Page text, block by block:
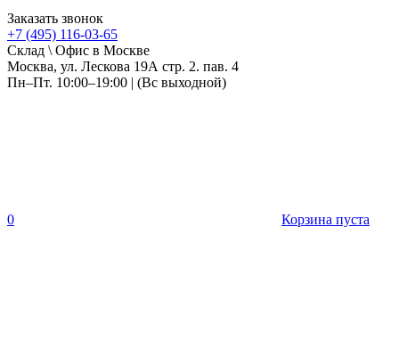
Заказать звонок
+7 (495) 116-03-65
Склад \ Офис в Москве
Москва, ул. Лескова 19А стр. 2. пав. 4
Пн–Пт. 10:00–19:00 | (Вс выходной)
0 Корзина пуста